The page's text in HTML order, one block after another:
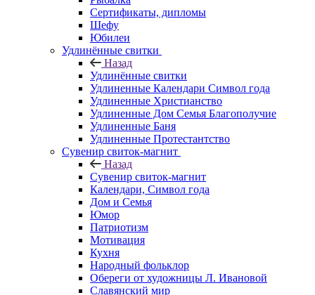
Сертификаты, дипломы
Шефу
Юбилеи
Удлинённые свитки
Назад
Удлинённые свитки
Удлиненные Календари Символ года
Удлиненные Христианство
Удлиненные Дом Семья Благополучие
Удлиненные Баня
Удлиненные Протестантство
Сувенир свиток-магнит
Назад
Сувенир свиток-магнит
Календари, Символ года
Дом и Семья
Юмор
Патриотизм
Мотивация
Кухня
Народный фольклор
Обереги от художницы Л. Ивановой
Славянский мир